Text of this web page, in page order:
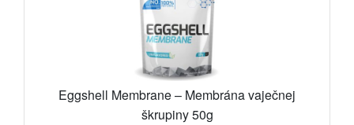
Eggshell Membrane – Membrána vaječnej
škrupiny 50g